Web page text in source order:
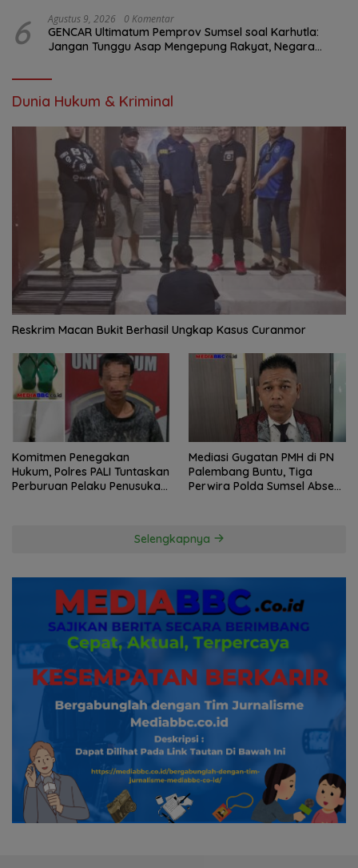
6 Agustus 9, 2026 0 Komentar
GENCAR Ultimatum Pemprov Sumsel soal Karhutla:
Jangan Tunggu Asap Mengepung Rakyat, Negara
Dunia Hukum & Kriminal
Reskrim Macan Bukit Berhasil Ungkap Kasus Curanmor
Komitmen Penegakan
Hukum, Polres PALI Tuntaskan
Perburuan Pelaku Penusukan
Mediasi Gugatan PMH di PN
Palembang Buntu, Tiga
Perwira Polda Sumsel Absen,
Selengkapnya